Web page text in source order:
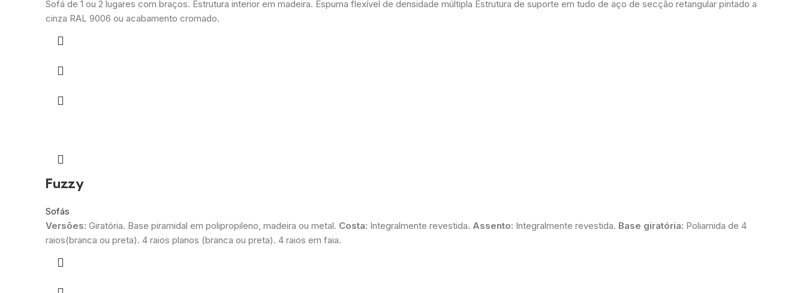
Sofá de 1 ou 2 lugares com braços. Estrutura interior em madeira. Espuma flexível de densidade múltipla Estrutura de suporte em tudo de aço de secção retangular pintado a
cinza RAL 9006 ou acabamento cromado.
Fuzzy
Sofás
Versões: Giratória. Base piramidal em polipropileno, madeira ou metal. Costa: Integralmente revestida. Assento: Integralmente revestida. Base giratória: Poliamida de 4
raios(branca ou preta). 4 raios planos (branca ou preta). 4 raios em faia.